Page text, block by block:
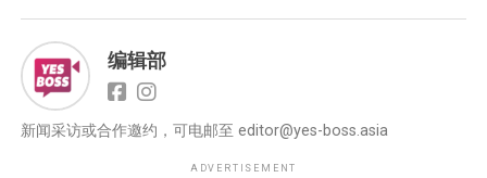
编辑部
新闻采访或合作邀约，可电邮至 editor@yes-boss.asia
ADVERTISEMENT